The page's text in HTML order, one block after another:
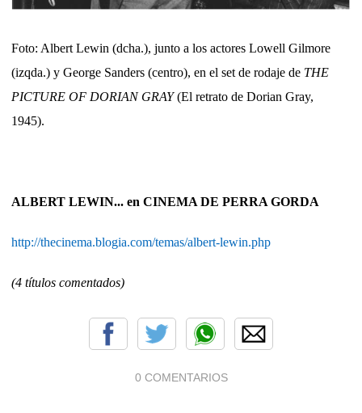
Foto: Albert Lewin (dcha.), junto a los actores Lowell Gilmore
(izqda.) y George Sanders (centro), en el set de rodaje de THE
PICTURE OF DORIAN GRAY(El retrato de Dorian Gray,
1945).
ALBERT LEWIN... en CINEMA DE PERRA GORDA
http://thecinema.blogia.com/temas/albert-lewin.php
(4 títulos comentados)
0 COMENTARIOS